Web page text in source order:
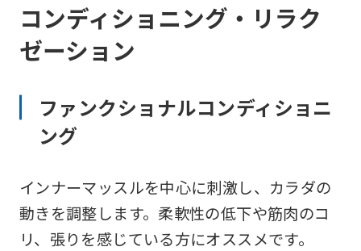
コンディショニング・リラク
ゼーション
ファンクショナルコンディショニ
ング
インナーマッスルを中心に刺激し、カラダの
動きを調整します。柔軟性の低下や筋肉のコ
リ、張りを感じている方にオススメです。